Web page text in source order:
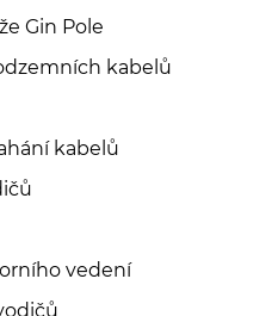
Gin Pole
kabelů
kabelů
vedení